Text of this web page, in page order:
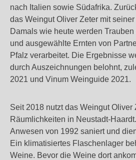
nach Italien sowie Südafrika.
das Weingut Oliver Zeter mit
Damals wie heute werden
und ausgewählte Ernten von
Pfalz verarbeitet. Die Ergebnisse
durch Auszeichnungen belohnt,
2021 und Vinum Weinguide 2021.
Seit 2018 nutzt das Weingut Oliver
Räumlichkeiten in Neustadt-
Anwesen von 1992 saniert und
Ein klimatisiertes Flaschenlager
Weine. Bevor die Weine dort